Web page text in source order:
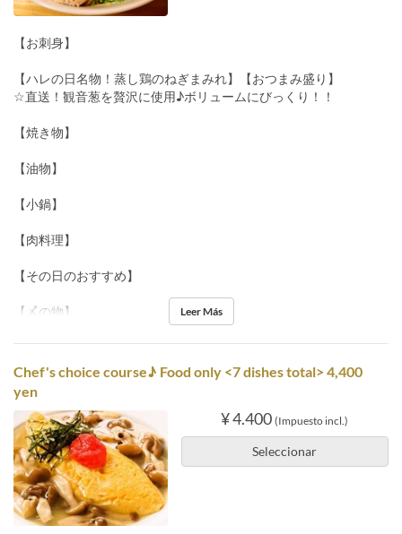
【お刺身】
【ハレの日名物！蒸し鶏のねぎまみれ】【おつまみ盛り】
☆直送！観音葱を贅沢に使用♪ボリュームにびっくり！！
【焼き物】
【油物】
【小鍋】
【肉料理】
【その日のおすすめ】
【〆の物】 Leer Más
Chef's choice course♪ Food only <7 dishes total> 4,400
yen
¥ 4.400 (Impuesto incl.)
Seleccionar